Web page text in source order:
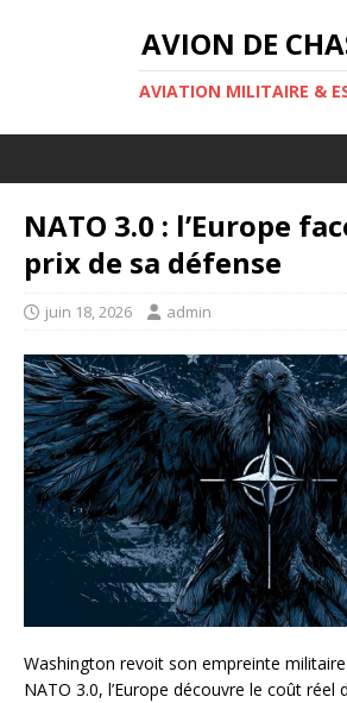
AVION DE
AVIATION MILITAIRE &
NATO 3.0 : l’Europe
prix de sa défense
juin 18, 2026 admin
Washington revoit son empreinte
NATO 3.0, l’Europe découvre le coût réel